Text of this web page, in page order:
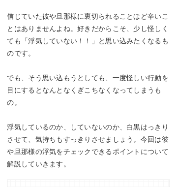
信じていた彼や旦那様に裏切られることほど辛いこ
とはありませんよね。好きだからこそ、少し怪しく
ても「浮気していない！！」と思い込みたくなるも
のです。
でも、そう思い込もうとしても、一度怪しい行動を
目にするとなんとなくぎこちなくなってしまうも
の。
浮気しているのか、していないのか、白黒はっきり
させて、気持ちもすっきりさせましょう。今回は彼
や旦那様の浮気をチェックできるポイントについて
解説していきます。